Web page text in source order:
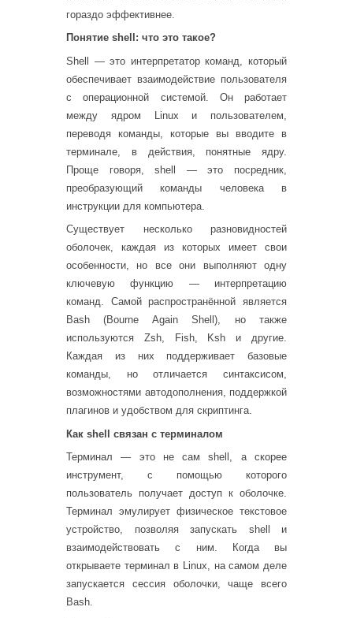
гораздо эффективнее.
Понятие shell: что это такое?
Shell — это интерпретатор команд, который
обеспечивает взаимодействие пользователя
с операционной системой. Он работает
между ядром Linux и пользователем,
переводя команды, которые вы вводите в
терминале, в действия, понятные ядру.
Проще говоря, shell — это посредник,
преобразующий команды человека в
инструкции для компьютера.
Существует несколько разновидностей
оболочек, каждая из которых имеет свои
особенности, но все они выполняют одну
ключевую функцию — интерпретацию
команд. Самой распространённой является
Bash (Bourne Again Shell), но также
используются Zsh, Fish, Ksh и другие.
Каждая из них поддерживает базовые
команды, но отличается синтаксисом,
возможностями автодополнения, поддержкой
плагинов и удобством для скриптинга.
Как shell связан с терминалом
Терминал — это не сам shell, а скорее
инструмент, с помощью которого
пользователь получает доступ к оболочке.
Терминал эмулирует физическое текстовое
устройство, позволяя запускать shell и
взаимодействовать с ним. Когда вы
открываете терминал в Linux, на самом деле
запускается сессия оболочки, чаще всего
Bash.